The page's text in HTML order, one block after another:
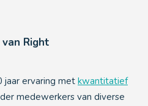
Right
jaar ervaring met kwantitatief
medewerkers van diverse